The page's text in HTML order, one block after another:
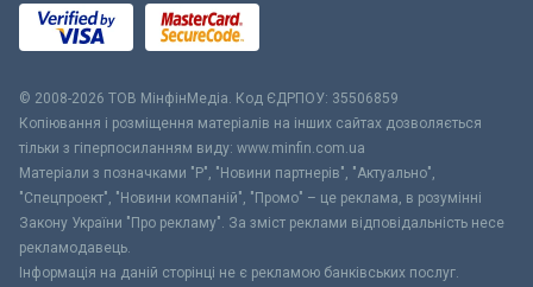
© 2008-2026 ТОВ МiнфiнМедiа. Код ЄДРПОУ: 35506859
Копіювання і розміщення матеріалів на інших сайтах дозволяється
тільки з гіперпосиланням виду: www.minfin.com.ua
Матеріали з позначками "Р", "Новини партнерів", "Актуально",
"Спецпроект", "Новини компаній", "Промо" – це реклама, в розумінні
Закону України "Про рекламу". За зміст реклами відповідальність несе
рекламодавець.
Інформація на даній сторінці не є рекламою банківських послуг.